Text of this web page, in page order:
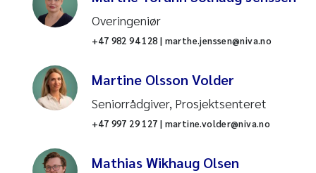
Fiskevelferd
Fjorder
Forsuring i ferskvann
Forurensning
Fosfor
Nullstill
Ferskvannsøkologi
Økotoksikologi og risikovurdering
Oseanografi
Nedbørfeltprosesser
Forskningsinfrastruktur
Overingeniør
+47 982 94 128 | marthe.jenssen@niva.no
Martine Olsson Volder
Seniorrådgiver, Prosjektsenteret
+47 997 29 127 | martine.volder@niva.no
Mathias Wikhaug Olsen